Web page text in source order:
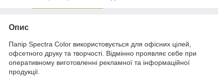
Опис
Папір Spectra Color використовується для офісних цілей,
офсетного друку та творчості. Відмінно проявляє себе при
оперативному виготовленні рекламної та інформаційної
продукції.